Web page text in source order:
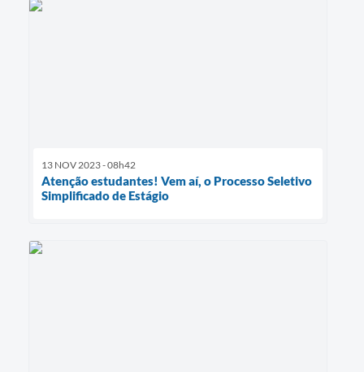
13 NOV 2023 - 08h42
Atenção estudantes! Vem aí, o Processo Seletivo
Simplificado de Estágio